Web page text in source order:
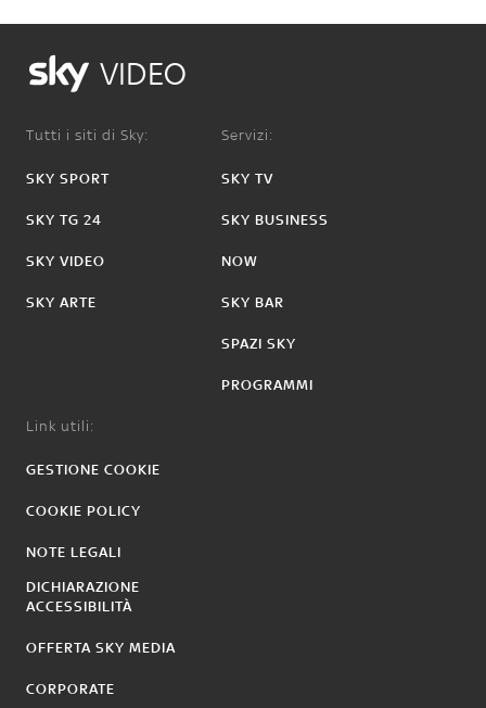
VIDEO
Tutti i siti di Sky:
SKY SPORT
SKY TG 24
SKY VIDEO
SKY ARTE
Servizi:
SKY TV
SKY BUSINESS
NOW
SKY BAR
SPAZI SKY
PROGRAMMI
Link utili:
GESTIONE COOKIE
COOKIE POLICY
NOTE LEGALI
DICHIARAZIONE
ACCESSIBILITÀ
OFFERTA SKY MEDIA
CORPORATE